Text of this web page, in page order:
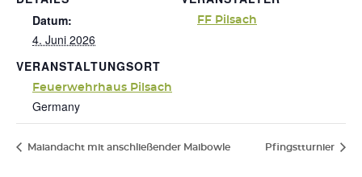
Datum:
4. Juni 2026
VERANSTALTUNGSORT
Feuerwehrhaus Pilsach
Germany
FF Pilsach
Maiandacht mit anschließender Maibowle Pfingstturnier